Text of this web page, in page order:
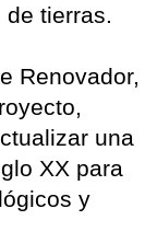
tierras.
Renovador,
una
XX para
y